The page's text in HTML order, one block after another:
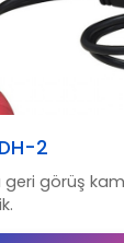
2
geri görüş